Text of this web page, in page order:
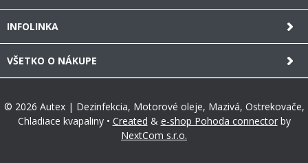
INFOLINKA
VŠETKO O NÁKUPE
© 2026 Autex | Dezinfekcia, Motorové oleje, Mazivá, Ostrekovače,
Chladiace kvapaliny • Created & e-shop Pohoda connectorby
NextCom s.r.o.